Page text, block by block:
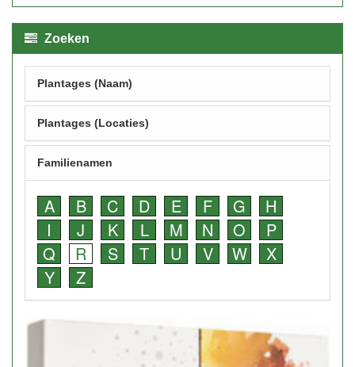
Zoeken
Plantages (Naam)
Plantages (Locaties)
Familienamen
A B C D E F G
H
I
J K L M N O
P
Q
R S T U V W
X
Y
Z